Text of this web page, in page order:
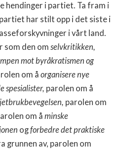
hendinger i partiet. Ta fram i
har stilt opp i det siste i
i vårt land.
som den om selvkritikken,
mot byråkratismen og
om å organisere nye
spesialister, parolen om å
parolen om
om å minske
ogforbedre det praktiske
grunnen av, parolen om